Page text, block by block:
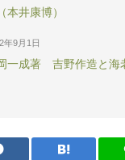
本井康博）
年9月1日
一成著 吉野作造と海